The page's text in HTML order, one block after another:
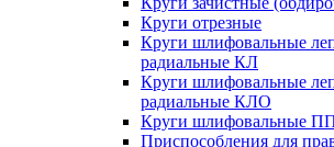
Круги отрезные
Круги шлифовальные
радиальные КЛ
Круги шлифовальные
радиальные КЛО
Круги шлифовальные
Приспособления для